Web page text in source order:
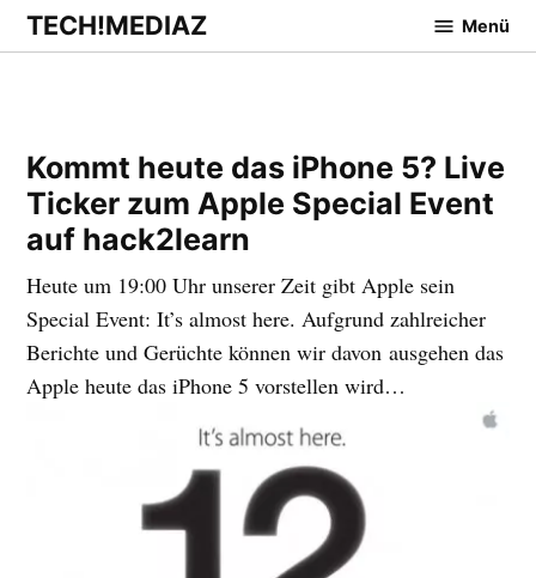
Zum
Inhalt
TECH!MEDIAZ Menü
Kommt heute das iPhone 5? Live
Ticker zum Apple Special Event
auf hack2learn
Heute um 19:00 Uhr unserer Zeit gibt Apple sein
Special Event: It’s almost here. Aufgrund zahlreicher
Berichte und Gerüchte können wir davon ausgehen das
Apple heute das iPhone 5 vorstellen wird…